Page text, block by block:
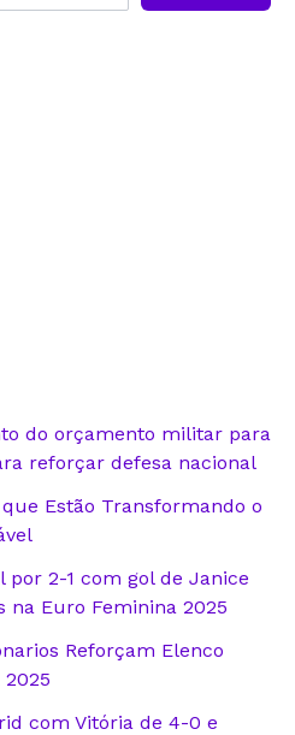
do orçamento militar para
reforçar defesa nacional
Estão Transformando o
por 2-1 com gol de Janice
na Euro Feminina 2025
Reforçam Elenco
com Vitória de 4-0 e